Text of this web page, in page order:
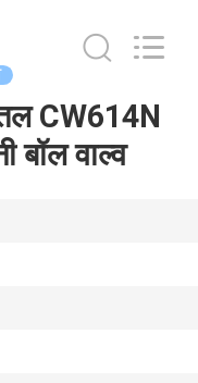
CW614N
बॉल वाल्व